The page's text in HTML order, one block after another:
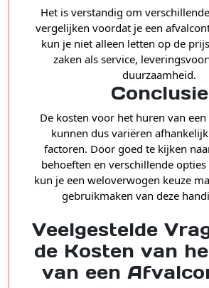
Het is verstandig om
vergelijken voordat je een
kun je niet alleen letten op de
zaken als service,
duurzaamheid.
Conclusie
De kosten voor het huren van
kunnen dus variëren
factoren. Door goed te kijken
behoeften en verschillende
kun je een weloverwogen keuze
gebruikmaken van deze
Veelgestelde
de Kosten van
van een